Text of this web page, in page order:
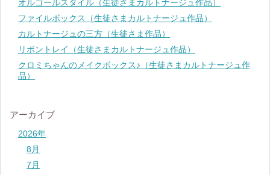
オルゴールスタイル（生徒さまカルトナージュ作品）
ファイルボックス（生徒さまカルトナージュ作品）
カルトナージュの三方（生徒さま作品）
リボントレイ（生徒さまカルトナージュ作品）
クロミちゃんのメイクボックス♪（生徒さまカルトナージュ作
品）
アーカイブ
2026年
8月
7月